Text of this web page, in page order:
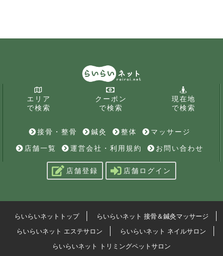
エリア
で検索
クーポン
で検索
現在地
で検索
接骨・整骨 鍼灸 整体
マッサージ
店舗一覧
運営会社・利用規約 お問い合わせ
店舗登録 店舗ログイン
らいらいネットトップ
らいらいネット 接骨＆鍼灸マッサージ
らいらいネット エステサロン
らいらいネット ネイルサロン
らいらいネット トリミングペットサロン